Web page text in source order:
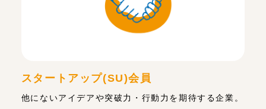
スタートアップ(SU)会員
他にないアイデアや突破力・行動力を期待する企業。